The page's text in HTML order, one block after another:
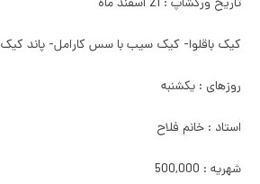
تاریخ ورکشاپ : 21 اسفند ماه
کیک باقلوا- کیک سیب با سس کارامل- پاند کیک
روزهای : یکشنبه
استاد : خانم فلاح
شهریه : 500,000